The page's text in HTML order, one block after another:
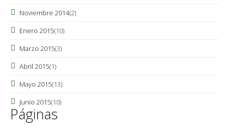
Noviembre 2014(2)
Enero 2015(10)
Marzo 2015(3)
Abril 2015(1)
Mayo 2015(13)
Junio 2015(10)
Páginas